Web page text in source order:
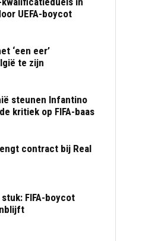
UEFA-boycot
‘een eer’
te zijn
steunen Infantino
kritiek op FIFA-baas
contract bij Real
FIFA-boycot